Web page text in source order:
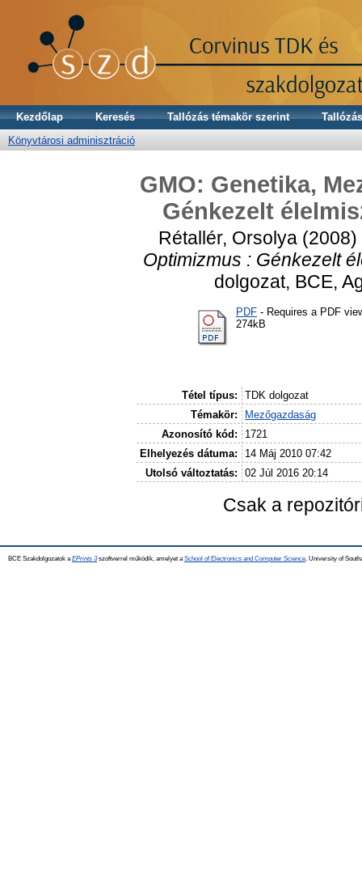
Kezdőlap Keresés Tallózás témakör szerint
Könyvtárosi adminisztráció
GMO: Genetika,
Génkezelt
Rétallér, Orsolya(2008)
Optimizmus : Génkezelt
dolgozat, BCE,
PDF - Requires a PDF
274kB
Tétel típus:
TDK dolgozat
Témakör:
Mezőgazdaság
Azonosító kód:
1721
Elhelyezés dátuma:
14 Máj 2010 07:42
Utolsó változtatás:
02 Júl 2016 20:14
Csak a
BCE Szakdolgozatok a EPrints 3szoftverrel működik, amelyet a School of Electronics and Computer Science, University of